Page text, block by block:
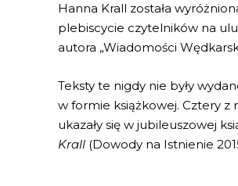
Hanna Krall została
plebiscycie czytelników na
autora „Wiadomości
Teksty te nigdy nie były
w formie książkowej. Cztery z
ukazały się w jubileuszowej
Krall (Dowody na Istnienie